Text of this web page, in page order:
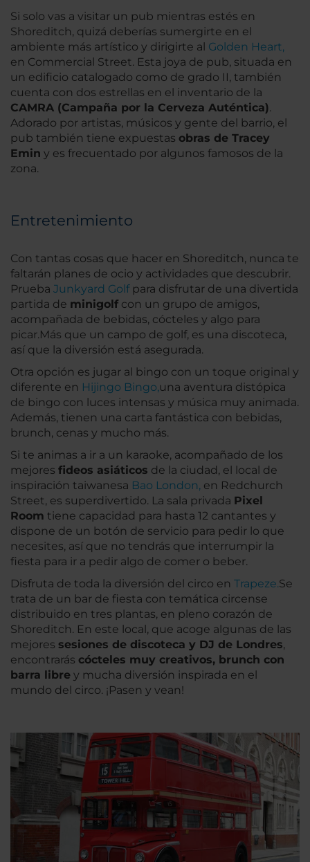
Si solo vas a visitar un pub mientras estés en
Shoreditch, quizá deberías sumergirte en el
ambiente más artístico y dirigirte al Golden Heart,
en Commercial Street. Esta joya de pub, situada en
un edificio catalogado como de grado II, también
cuenta con dos estrellas en el inventario de la
CAMRA (Campaña por la Cerveza Auténtica).
Adorado por artistas, músicos y gente del barrio, el
pub también tiene expuestas obras de Tracey
Emin y es frecuentado por algunos famosos de la
zona.
Entretenimiento
Con tantas cosas que hacer en Shoreditch, nunca te
faltarán planes de ocio y actividades que descubrir.
Prueba Junkyard Golfpara disfrutar de una divertida
partida de minigolf con un grupo de amigos,
acompañada de bebidas, cócteles y algo para
picar.Más que un campo de golf, es una discoteca,
así que la diversión está asegurada.
Otra opción es jugar al bingo con un toque original y
diferente en Hijingo Bingo,una aventura distópica
de bingo con luces intensas y música muy animada.
Además, tienen una carta fantástica con bebidas,
brunch, cenas y mucho más.
Si te animas a ir a un karaoke, acompañado de los
mejores fideos asiáticos de la ciudad, el local de
inspiración taiwanesa Bao London, en Redchurch
Street, es superdivertido. La sala privada Pixel
Room tiene capacidad para hasta 12 cantantes y
dispone de un botón de servicio para pedir lo que
necesites, así que no tendrás que interrumpir la
fiesta para ir a pedir algo de comer o beber.
Disfruta de toda la diversión del circo en Trapeze.Se
trata de un bar de fiesta con temática circense
distribuido en tres plantas, en pleno corazón de
Shoreditch. En este local, que acoge algunas de las
mejores sesiones de discoteca y DJ de Londres,
encontrarás cócteles muy creativos, brunch con
barra libre y mucha diversión inspirada en el
mundo del circo. ¡Pasen y vean!